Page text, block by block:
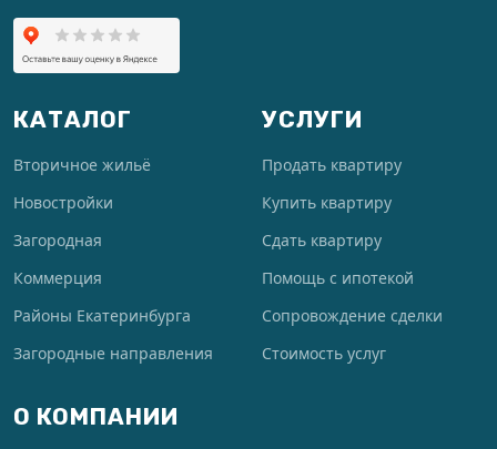
КАТАЛОГ
Вторичное жильё
Новостройки
Загородная
Коммерция
Районы Екатеринбурга
Загородные направления
УСЛУГИ
Продать квартиру
Купить квартиру
Сдать квартиру
Помощь с ипотекой
Сопровождение сделки
Стоимость услуг
О КОМПАНИИ